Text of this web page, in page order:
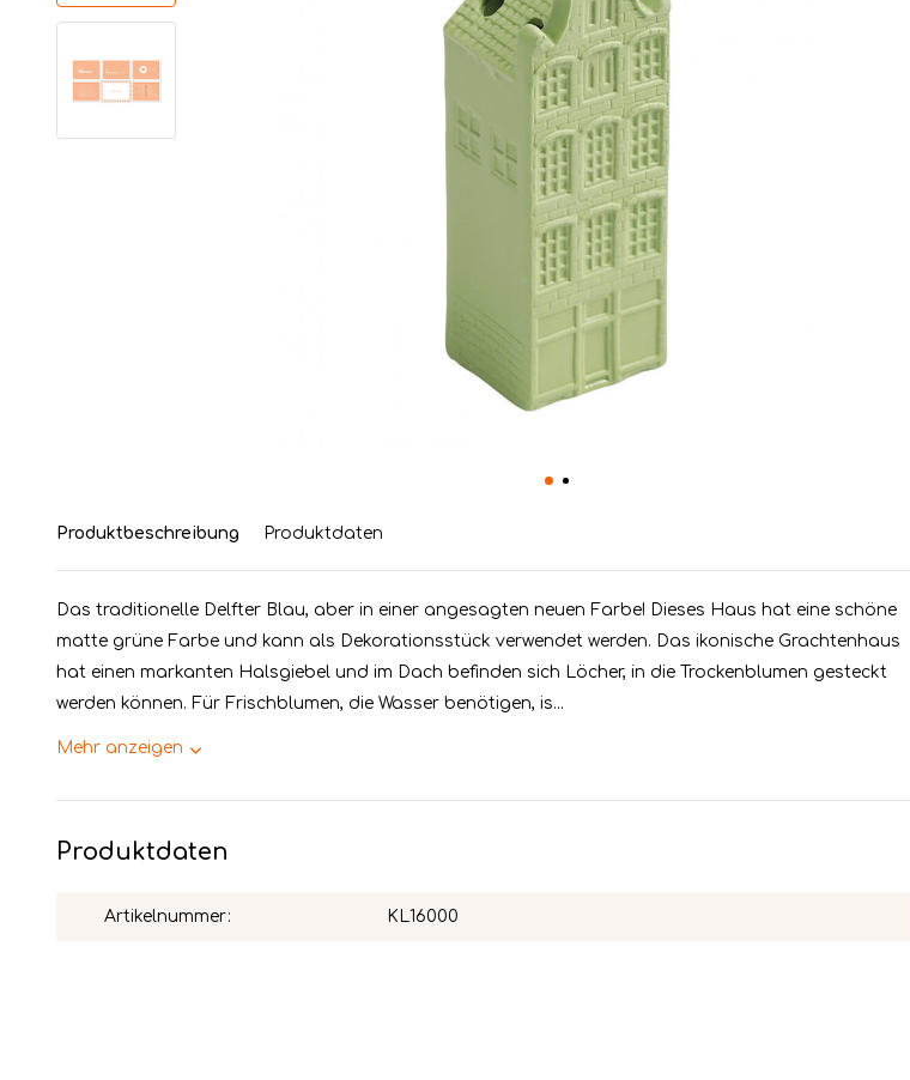
Produktbeschreibung Produktdaten
Das traditionelle Delfter Blau, aber in einer angesagten neuen Farbe! Dieses Haus hat eine schöne
matte grüne Farbe und kann als Dekorationsstück verwendet werden. Das ikonische Grachtenhaus
hat einen markanten Halsgiebel und im Dach befinden sich Löcher, in die Trockenblumen gesteckt
werden können. Für Frischblumen, die Wasser benötigen, is...
Mehr anzeigen
Produktdaten
Artikelnummer: KL16000